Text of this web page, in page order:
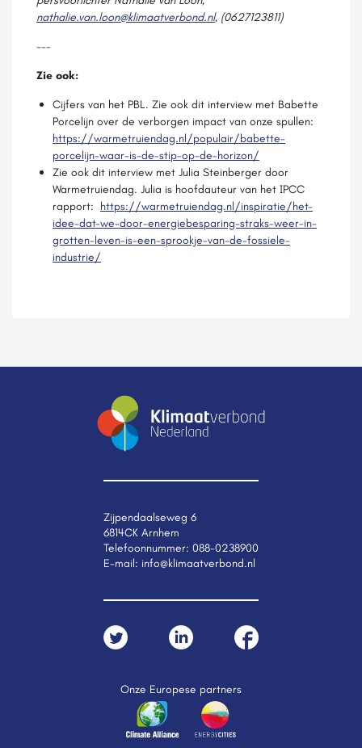
nathalie.van.loon@klimaatverbond.nl, (0627123811)
---
Zie ook:
Cijfers van het PBL. Zie ook dit interview met Babette
Porcelijn over de verborgen impact van onze spullen:
https://warmetruiendag.nl/populair/babette-
porcelijn-waar-is-de-stip-op-de-horizon/
Zie ook dit interview met Julia Steinberger door
Warmetruiendag. Julia is hoofdauteur van het IPCC
rapport: https://warmetruiendag.nl/inspiratie/het-
idee-dat-we-door-energiebesparing-straks-weer-in-
grotten-leven-is-een-sprookje-van-de-fossiele-
industrie/
Zijpendaalseweg 6
6814CK Arnhem
Telefoonnummer: 088-0238900
E-mail: info@klimaatverbond.nl
Onze Europese partners